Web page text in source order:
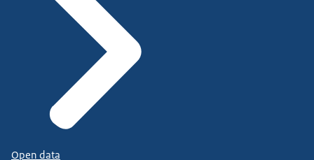
Open data